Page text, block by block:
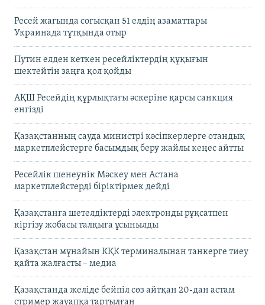
Ресей жағында соғысқан 51 елдің азаматтары
Украинада тұтқында отыр
Путин елден кеткен ресейліктердің құқығын
шектейтін заңға қол қойды
АҚШ Ресейдің құрлықтағы әскеріне қарсы санкция
енгізді
Қазақстанның сауда министрі кәсіпкерлерге отандық
маркетплейстерге басымдық беру жайлы кеңес айтты
Ресейлік шенеунік Мәскеу мен Астана
маркетплейстерді біріктірмек дейді
Қазақстанға шетелдіктерді электронды рұқсатпен
кіргізу жобасы талқыға ұсынылды
Қазақстан мұнайын КҚК терминалынан танкерге тиеу
қайта жалғасты – медиа
Қазақстанда желіде бейпіл сөз айтқан 20-дан астам
стример жауапқа тартылған